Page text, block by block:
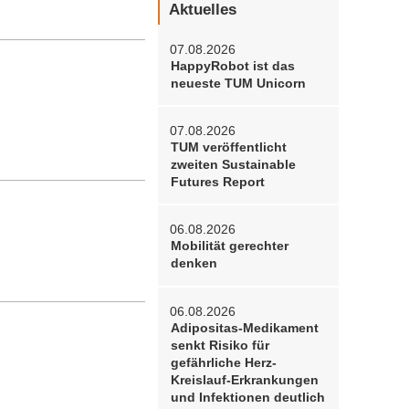
Aktuelles
07.08.2026
HappyRobot ist das
neueste TUM Unicorn
07.08.2026
TUM veröffentlicht
zweiten Sustainable
Futures Report
06.08.2026
Mobilität gerechter
denken
06.08.2026
Adipositas-Medikament
senkt Risiko für
gefährliche Herz-
Kreislauf-Erkrankungen
und Infektionen deutlich